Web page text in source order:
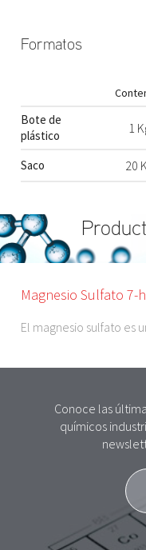
Formatos
Bote de
plástico
1
Saco 20
Magnesio Sulfato 7-
El magnesio sulfato es
Conoce las
químicos